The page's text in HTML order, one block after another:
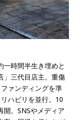
一時間半生き埋めと
」三代目店主。重傷
ァンディングを準
ハビリを並行。10
開。SNSやメディア